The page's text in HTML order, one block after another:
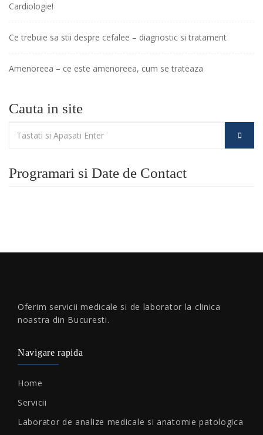
Cardiologie!
Ce trebuie sa stii despre cefalee – diagnostic si tratament
Amenoreea – ce este amenoreea, cum se trateaza
Cauta in site
Programari si Date de Contact
Oferim servicii medicale si de laborator la clinica
noastra din Bucuresti.
Navigare rapida
Home
Servicii
Laborator de analize medicale si anatomie patologica